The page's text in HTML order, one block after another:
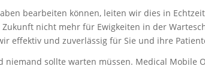
bearbeiten können, leiten wir dies in
nicht mehr für Ewigkeiten in der
effektiv und zuverlässig für Sie und ihre
sollte warten müssen. Medical Mobile